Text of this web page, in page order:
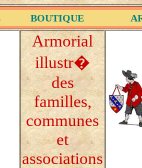
BOUTIQUE
Armorial
illustr�
des
familles,
communes
et
associations